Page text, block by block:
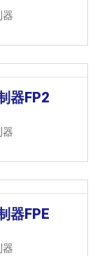
器
器FP2
器
器FPE
器